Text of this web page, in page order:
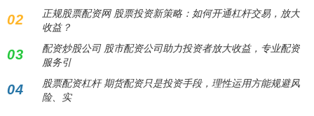
02
正规股票配资网 股票投资新策略：如何开通杠杆交易，放大
收益？
03
配资炒股公司 股市配资公司助力投资者放大收益，专业配资
服务引
04
股票配资杠杆 期货配资只是投资手段，理性运用方能规避风
险、实